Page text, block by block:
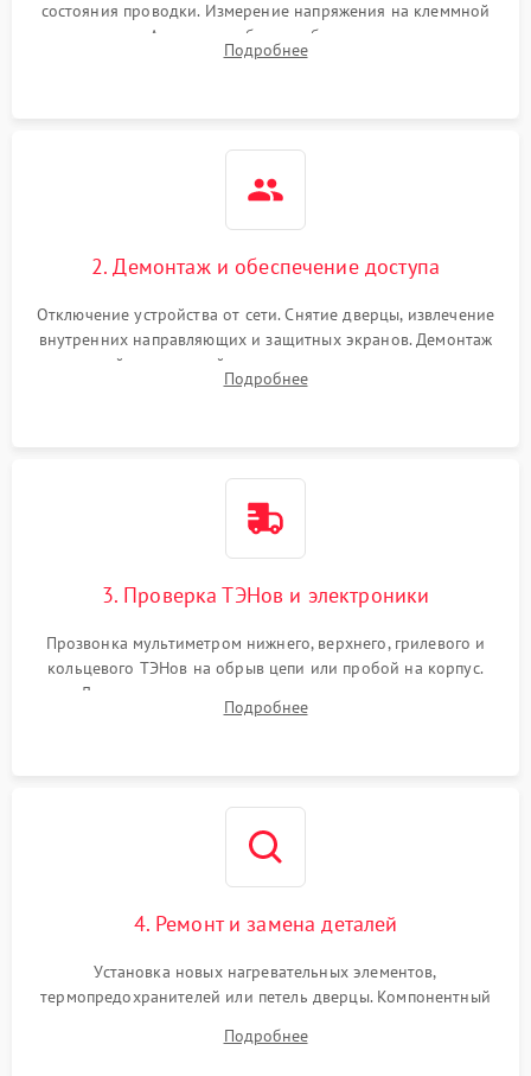
состояния проводки. Измерение напряжения на клеммной
колодке. Анализ жалоб на проблемы с нагревом,
конвекцией, панелью управления или блокировкой дверцы.
Подробнее
2. Демонтаж и обеспечение доступа
Отключение устройства от сети. Снятие дверцы, извлечение
внутренних направляющих и защитных экранов. Демонтаж
задней или верхней панели для прямого доступа к
нагревательным элементам, плате и вентиляторам.
Подробнее
3. Проверка ТЭНов и электроники
Прозвонка мультиметром нижнего, верхнего, грилевого и
кольцевого ТЭНов на обрыв цепи или пробой на корпус.
Диагностика термостата, датчиков температуры,
переключателя режимов и мотора конвекции.
Подробнее
4. Ремонт и замена деталей
Установка новых нагревательных элементов,
термопредохранителей или петель дверцы. Компонентный
выгоревших реле, восстановление контактов и замена
Подробнее